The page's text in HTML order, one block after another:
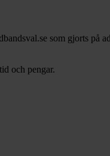
som gjorts på
och pengar.